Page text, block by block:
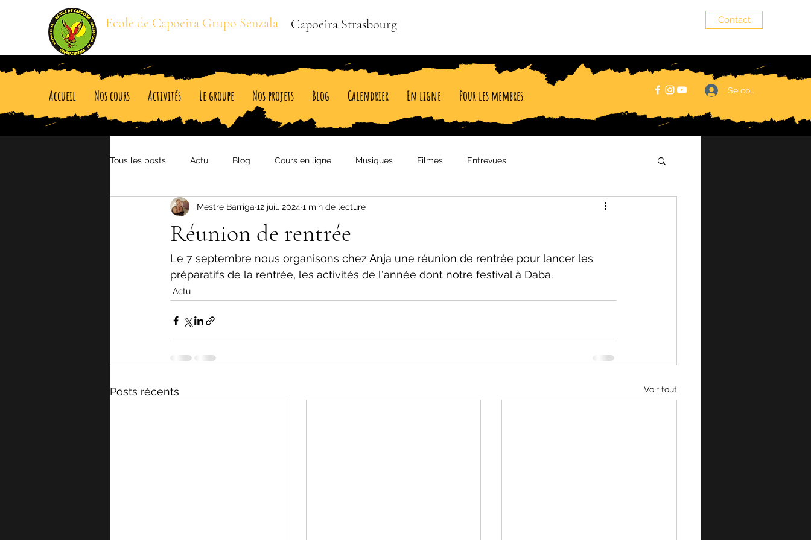
Ecole de Capoeira Grupo Senzala Capoeira Strasbourg Contact
Accueil Nos cours Activités Le groupe Nos projets Blog Calendrier En ligne Pour les membres Se connecter
Tous les posts Actu Blog Cours en ligne Musiques Filmes Entrevues
Réunion de rentrée
Mestre Barriga 12 juil. 20241 min de lecture
Le 7 septembre nous organisons chez Anja une réunion de rentrée pour lancer les
préparatifs de la rentrée, les activités de l'année dont notre festival à Daba.
Actu
Posts récents Voir tout